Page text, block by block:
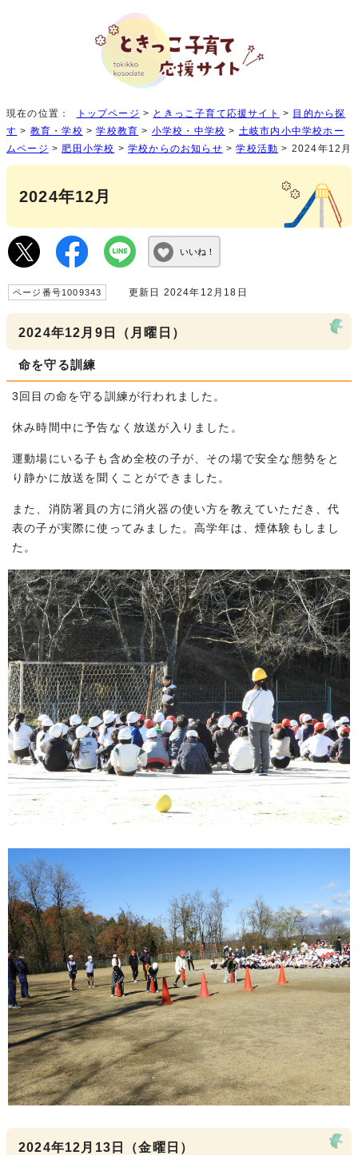
現在の位置： トップページ > ときっこ子育て応援サイト > 目的から探
す > 教育・学校 >学校教育 > 小学校・中学校 > 土岐市内小中学校ホー
ムページ > 肥田小学校 >学校からのお知らせ >学校活動 > 2024年12月
2024年12月
いいね！
ページ番号1009343 更新日 2024年12月18日
2024年12月9日（月曜日）
命を守る訓練
3回目の命を守る訓練が行われました。
休み時間中に予告なく放送が入りました。
運動場にいる子も含め全校の子が、その場で安全な態勢をと
り静かに放送を聞くことができました。
また、消防署員の方に消火器の使い方を教えていただき、代
表の子が実際に使ってみました。高学年は、煙体験もしまし
た。
2024年12月13日（金曜日）